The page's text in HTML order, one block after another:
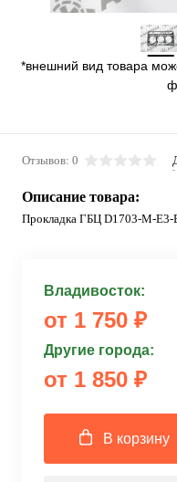
*внешний вид товара
Отзывов: 0
Описание товара:
Прокладка ГБЦ D1703-M-
Владивосток:
от 1 750 ₽
Другие города:
от 1 850 ₽
В корзину